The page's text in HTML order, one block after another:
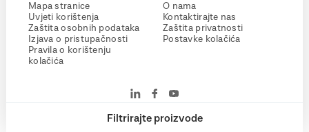
Filtrirajte proizvode
Mapa stranice
Uvjeti korištenja
Zaštita osobnih podataka
Izjava o pristupačnosti
Pravila o korištenju
kolačića
O nama
Kontaktirajte nas
Zaštita privatnosti
Postavke kolačića